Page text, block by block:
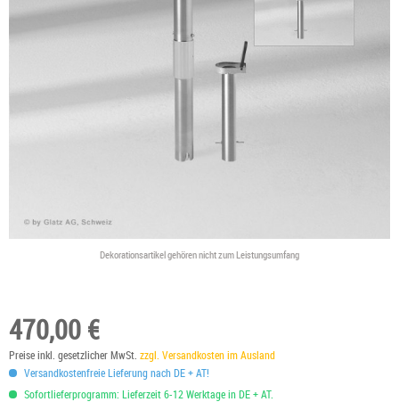
Dekorationsartikel gehören nicht zum Leistungsumfang
470,00 €
Preise inkl. gesetzlicher MwSt. zzgl. Versandkosten im Ausland
Versandkostenfreie Lieferung nach DE + AT!
Sofortlieferprogramm: Lieferzeit 6-12 Werktage in DE + AT.